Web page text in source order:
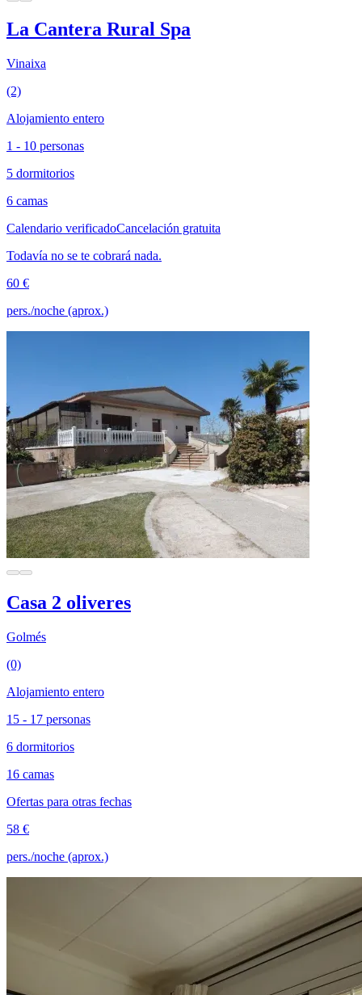
La Cantera Rural Spa
Vinaixa
(2)
Alojamiento entero
1 - 10 personas
5 dormitorios
6 camas
Calendario verificadoCancelación gratuita
Todavía no se te cobrará nada.
60 €
pers./noche (aprox.)
Casa 2 oliveres
Golmés
(0)
Alojamiento entero
15 - 17 personas
6 dormitorios
16 camas
Ofertas para otras fechas
58 €
pers./noche (aprox.)